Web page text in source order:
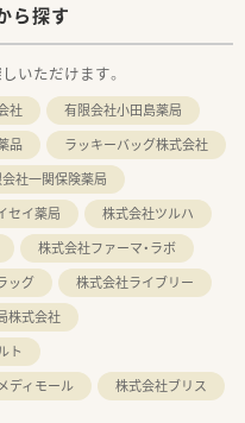
ら探す
いただけます。
社
有限会社小田島薬局
品
ラッキーバッグ株式会社
社一関保険薬局
セイ薬局
株式会社ツルハ
株式会社ファーマ・ラボ
ッグ
株式会社ライブリー
株式会社
ト
ディモール 株式会社ブリス